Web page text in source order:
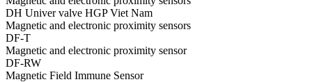
DH Univer valve HGP Viet Nam
Magnetic and electronic proximity sensors
DF-T
Magnetic and electronic proximity sensor
DF-RW
Magnetic Field Immune Sensor